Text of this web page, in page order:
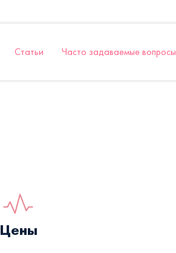
Статьи Часто задаваемые вопросы
Цены